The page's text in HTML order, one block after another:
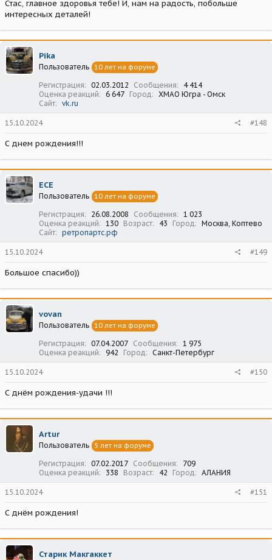
Стас, главное здоровья тебе! И, нам на радость, побольше
интересных деталей!
Pika
Пользователь 10 лет на форуме
Регистрация 02.03.2012 Сообщения
4 414
Оценка реакций
6 647 Город
ХМАО Югра - Омск
Сайт
vk.ru
15.10.2024 #148
С днем рождения!!!
ECE
Пользователь 10 лет на форуме
Регистрация 26.08.2008 Сообщения
1 023
Оценка реакций
130 Возраст 43 Город
Москва, Коптево
Сайт
ретропартс.рф
15.10.2024 #149
Большое спасибо))
vovan
Пользователь 10 лет на форуме
Регистрация 07.04.2007 Сообщения
1 975
Оценка реакций
942 Город Санкт-Петербург
15.10.2024 #150
С днём рождения-удачи !!!
Artur
Пользователь 5 лет на форуме
Регистрация 07.02.2017 Сообщения
709
Оценка реакций
338 Возраст 42 Город АЛАНИЯ
15.10.2024 #151
С днём рождения!
Старик Макгаккет